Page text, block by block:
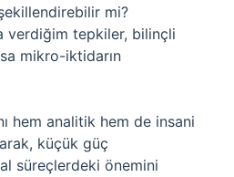
mi?
verdiğim tepkiler, bilinçli
mikro-iktidarın
hem analitik hem de insani
küçük güç
süreçlerdeki önemini